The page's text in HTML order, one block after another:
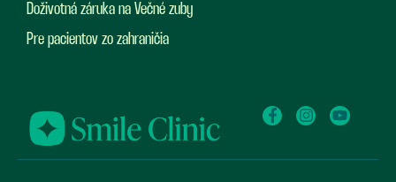
Doživotná záruka na Večné zuby
Pre pacientov zo zahraničia